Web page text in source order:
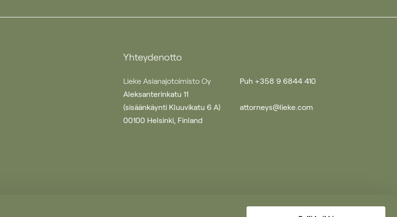
Yhteydenotto
Lieke Asianajotoimisto Oy
Aleksanterinkatu 11
(sisäänkäynti Kluuvikatu 6 A)
00100 Helsinki, Finland
Puh +358 9 6844 410
attorneys@lieke.com